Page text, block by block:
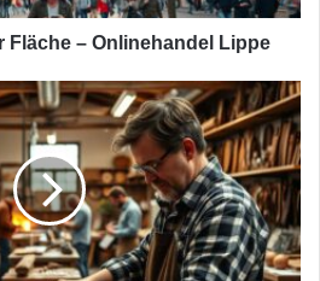
Fläche – Onlinehandel Lippe